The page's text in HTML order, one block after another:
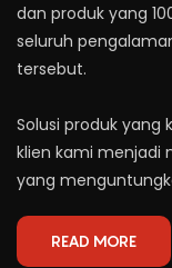
dan produk yang
seluruh
tersebut.
Solusi produk yang
klien kami menjadi
yang
READ MORE